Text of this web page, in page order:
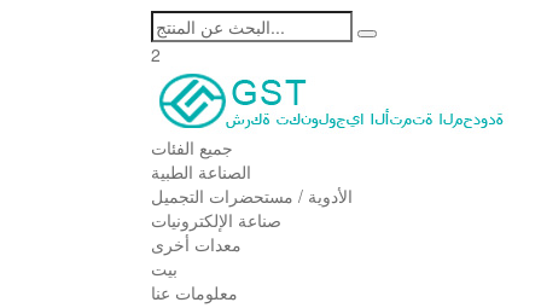
2
جميع الفئات
الصناعة الطبية
الأدوية / مستحضرات التجميل
صناعة الإلكترونيات
معدات أخرى
بيت
معلومات عنا